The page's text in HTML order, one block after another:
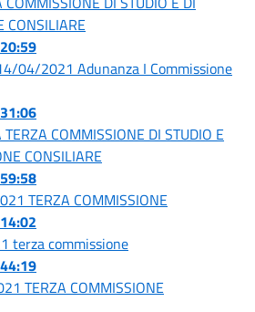
CONSILIARE
04/2021 Adunanza I Commissione
COMMISSIONE DI STUDIO E
CONSILIARE
TERZA COMMISSIONE
terza commissione
TERZA COMMISSIONE